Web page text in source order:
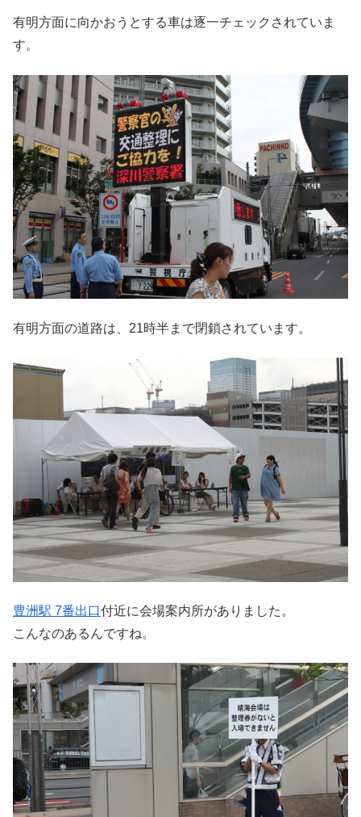
有明方面に向かおうとする車は逐一チェックされていま
す。
有明方面の道路は、21時半まで閉鎖されています。
豊洲駅 7番出口付近に会場案内所がありました。
こんなのあるんですね。